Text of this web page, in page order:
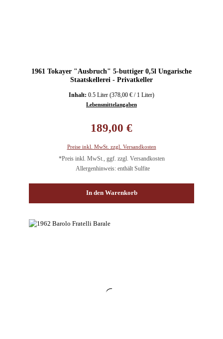
1961 Tokayer "Ausbruch" 5-buttiger 0,5l Ungarische
Staatskellerei - Privatkeller
Inhalt: 0.5 Liter (378,00 € / 1 Liter)
Lebensmittelangaben
189,00 €
Preise inkl. MwSt. zzgl. Versandkosten
*Preis inkl. MwSt., ggf. zzgl. Versandkosten
Allergenhinweis: enthält Sulfite
In den Warenkorb